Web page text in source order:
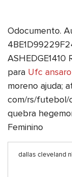
Odocumento.
ASHEDGE1410
para Ufc
moreno ajuda;
com/rs/futebol/
quebra
Feminino
dallas cleveland